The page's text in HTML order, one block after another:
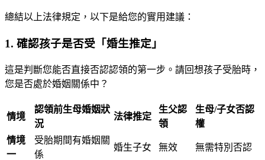
總結以上法律規定，以下是給您的實用建議：
1. 確認孩子是否受「婚生推定」
這是判斷您能否直接否認認領的第一步。請回想孩子受胎時，
您是否處於婚姻關係中？
情境
認領前生母婚姻狀
況
法律推定
生父認
領
生母/子女否認
權
情境
一
受胎期間有婚姻關
係
婚生子女 無效 無需特別否認